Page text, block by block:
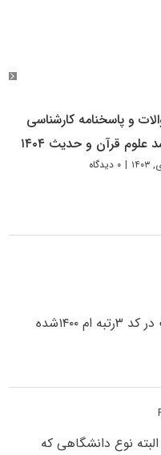
و پاسخنامه کارشناسی
علوم قرآن و حدیث ۱۴۰۴
| ۰ دیدگاه
من تو ازمون ارشد علوم قران و حدیث در کد ۳رتبه ام ۱۴۰۰شده
نوع دانشگاهی که